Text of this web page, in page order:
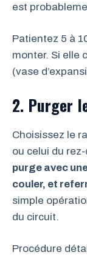
est
Patientez 5 à
monter. Si elle
(vase
2. Purger
Choisissez le
ou celui du
purge avec
couler, et
simple
du circuit.
Procédure